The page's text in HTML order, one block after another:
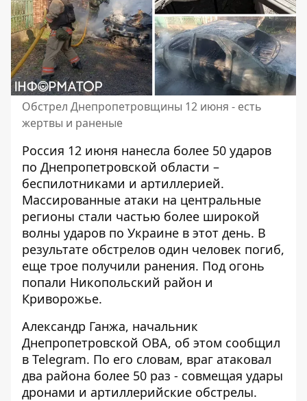
Обстрел Днепропетровщины 12 июня - есть
жертвы и раненые
Россия 12 июня нанесла более 50 ударов
по Днепропетровской области –
беспилотниками и артиллерией.
Массированные атаки на центральные
регионы стали частью более широкой
волны ударов по Украине в этот день. В
результате обстрелов один человек погиб,
еще трое получили ранения. Под огонь
попали Никопольский район и
Криворожье.
Александр Ганжа, начальник
Днепропетровской ОВА, об этом сообщил
в Telegram. По его словам, враг атаковал
два района более 50 раз - совмещая удары
дронами и артиллерийские обстрелы.